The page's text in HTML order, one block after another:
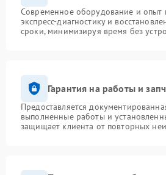
Современное оборудование и опыт
экспресс-диагностику и
сроки, минимизируя время без
Гарантия на работы и
Предоставляется
выполненные работы и
защищает клиента от повторных